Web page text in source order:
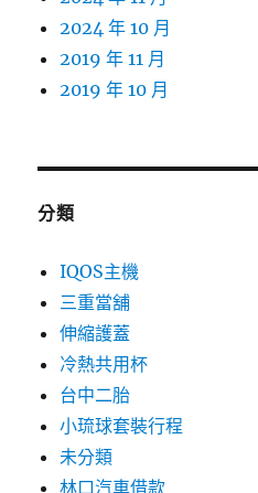
2024 年 10 月
2019 年 11 月
2019 年 10 月
分類
IQOS主機
三重當舖
伸縮護蓋
冷熱共用杯
台中二胎
小琉球套裝行程
未分類
林口汽車借款